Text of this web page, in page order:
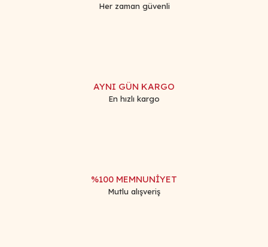
Her zaman güvenli
AYNI GÜN KARGO
En hızlı kargo
%100 MEMNUNİYET
Mutlu alışveriş